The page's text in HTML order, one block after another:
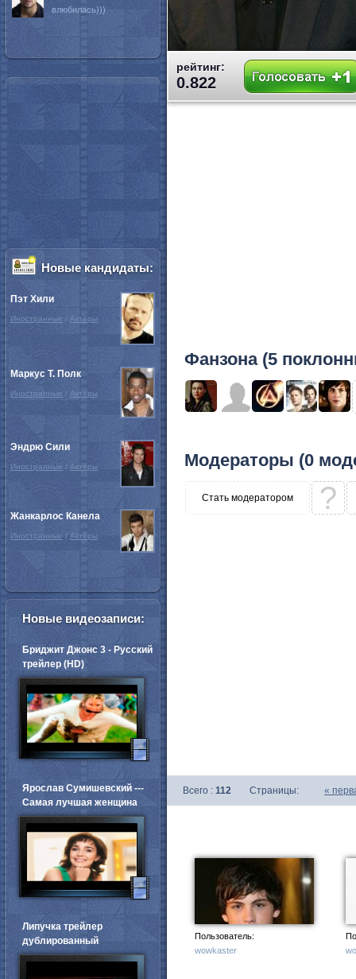
рейтинг:
0.822
Фанзона (5
Модераторы (0
Стать модератором ?
Всего : 112 Страницы: «
Пользователь:
wowkaster
влюбилась)))
Новые кандидаты:
Пэт Хили
Иностранные / Актёры
Маркус Т. Полк
Иностранные / Актёры
Эндрю Сили
Иностранные / Актёры
Жанкарлос Канела
Иностранные / Актёры
Новые видеозаписи:
Бриджит Джонс 3 - Русский
трейлер (HD)
Ярослав Сумишевский ---
Самая лучшая женщина
Липучка трейлер
дублированный